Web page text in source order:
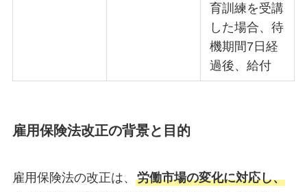
育訓練を受講
した場合、待
機期間7日経
過後、給付
雇用保険法改正の背景と目的
雇用保険法の改正は、 労働市場の変化に対応し、